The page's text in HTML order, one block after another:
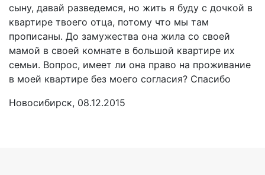
сыну, давай разведемся, но жить я буду с дочкой в
квартире твоего отца, потому что мы там
прописаны. До замужества она жила со своей
мамой в своей комнате в большой квартире их
семьи. Вопрос, имеет ли она право на проживание
в моей квартире без моего согласия? Спасибо
Новосибирск, 08.12.2015